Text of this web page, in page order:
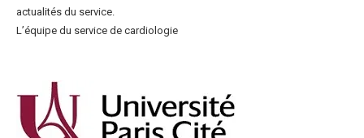
actualités du service.
L’équipe du service de cardiologie